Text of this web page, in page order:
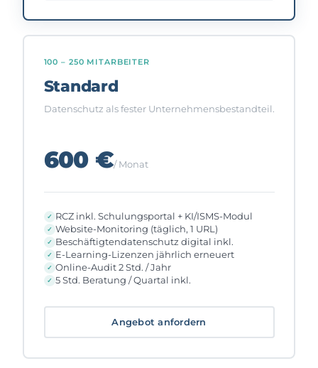
100 – 250 MITARBEITER
Standard
Datenschutz als fester Unternehmensbestandteil.
600 €/ Monat
RCZ inkl. Schulungsportal + KI/ISMS-Modul
Website-Monitoring (täglich, 1 URL)
Beschäftigtendatenschutz digital inkl.
E-Learning-Lizenzen jährlich erneuert
Online-Audit 2 Std. / Jahr
5 Std. Beratung / Quartal inkl.
Angebot anfordern